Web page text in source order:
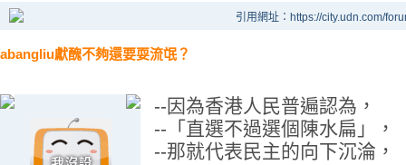
引用網址：https://city.udn.com/
abangliu獻醜不夠還要耍流氓？
--因為香港人民普遍認為，
--「直選不過選個陳水扁」，
--那就代表民主的向下沉淪，